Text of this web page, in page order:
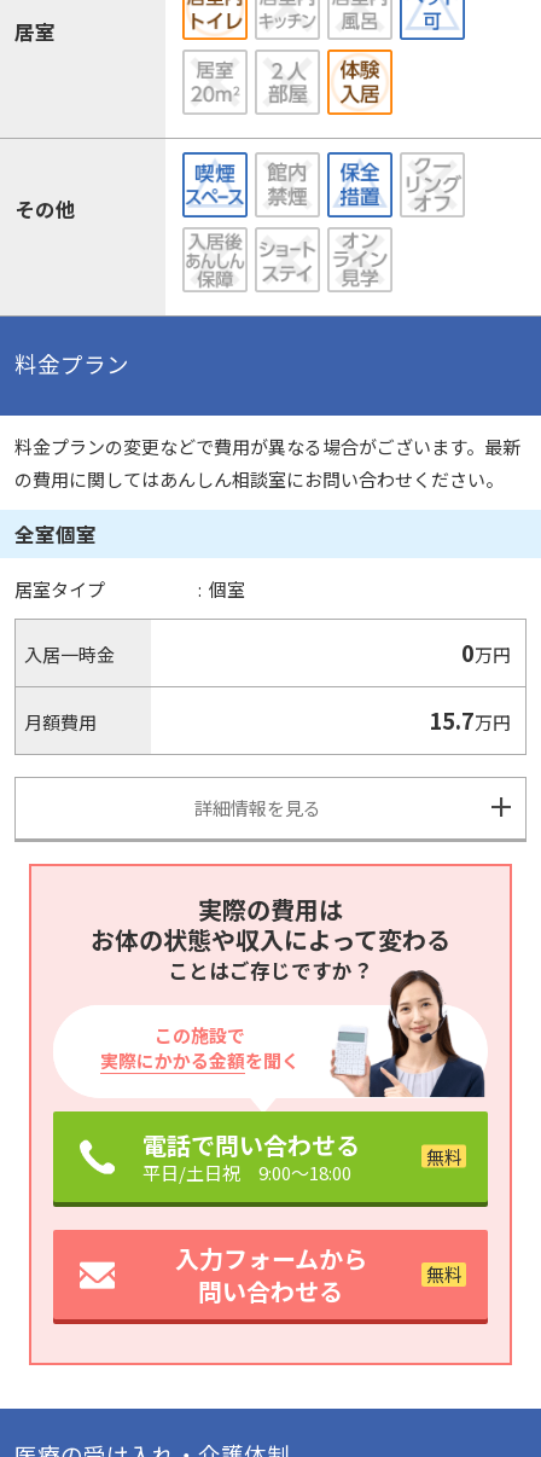
居室
その他
料金プラン
料金プランの変更などで費用が異なる場合がございます。最新
の費用に関してはあんしん相談室にお問い合わせください。
全室個室
居室タイプ : 個室
入居一時金 0万円
月額費用 15.7万円
詳細情報を見る
実際の費用は
お体の状態や収入によって変わる
ことはご存じですか？
この施設で
実際にかかる金額を聞く
電話で問い合わせる
平日/土日祝 9:00～18:00
入力フォームから
問い合わせる